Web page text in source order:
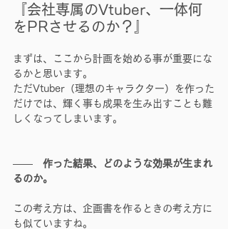
『会社専属のVtuber、一体何
をPRさせるのか？』
まずは、ここから計画を始める事が重要にな
るかと思います。
ただVtuber（理想のキャラクター）を作った
だけでは、輝く事も成果を生み出すことも難
しくなってしまいます。
―― 作った結果、どのような効果が生まれ
るのか。
この考え方は、企画書を作るときの考え方に
も似ていますね。